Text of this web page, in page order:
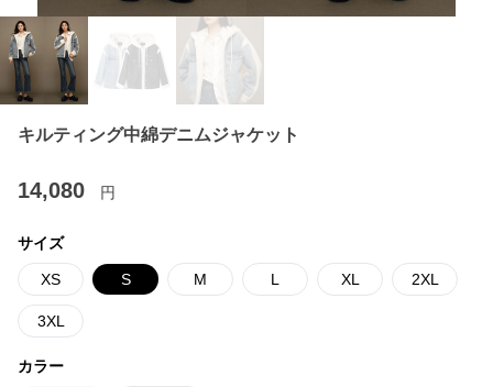
キルティング中綿デニムジャケット
14,080 円
サイズ
XS S M L XL 2XL
3XL
カラー